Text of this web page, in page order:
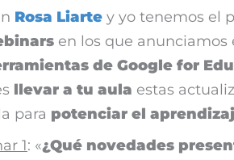
Rosa Liarte y yo tenemos el
en los que anunciamos
de Google for
llevar a tu aula estas
para potenciar el
1: «¿Qué novedades